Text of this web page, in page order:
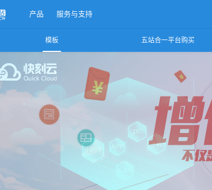
产品 服务与支持
模板 五站合一平台购买